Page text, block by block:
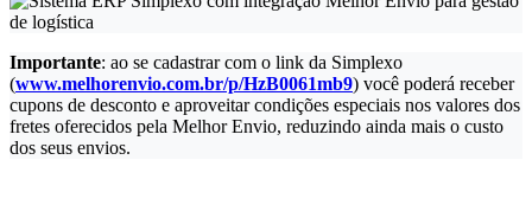
Importante: ao se cadastrar com o link da Simplexo
(www.melhorenvio.com.br/p/HzB0061mb9) você poderá receber
cupons de desconto e aproveitar condições especiais nos valores dos
fretes oferecidos pela Melhor Envio, reduzindo ainda mais o custo
dos seus envios.